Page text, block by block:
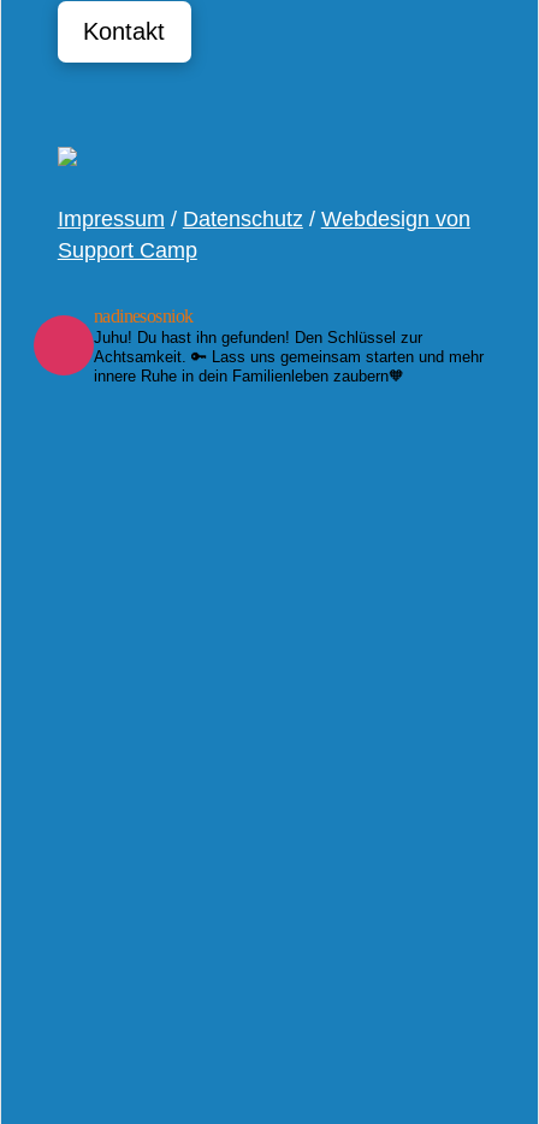
Kontakt
Impressum / Datenschutz/ Webdesign von
Support Camp
nadinesosniok
Juhu! Du hast ihn gefunden! Den Schlüssel zur
Achtsamkeit. 🔑 Lass uns gemeinsam starten und mehr
innere Ruhe in dein Familienleben zaubern🧡